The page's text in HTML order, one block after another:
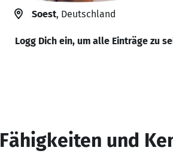
Soest, Deutschland
Logg Dich ein, um alle Einträge zu
Fähigkeiten und